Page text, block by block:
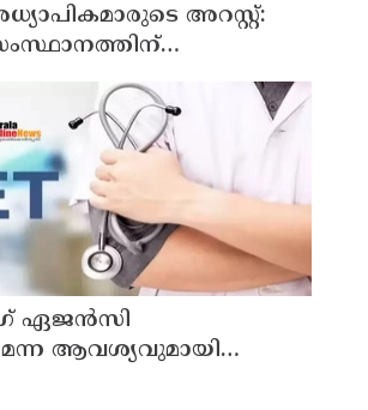
അറസ്റ്റ്:
ഏജന്‍സി
ആവശ്യവുമായി